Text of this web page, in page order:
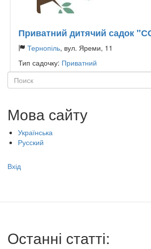
Приватний дитячий садок
Тернопіль, вул. Яреми, 11
Тип садочку: Приватний
Поиск
Мова сайту
Українська
Русский
Меню
записи
Вхід
Останні статті: